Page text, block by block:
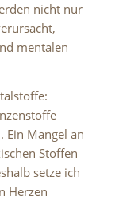
nicht nur
mentalen
Ein Mangel an
Stoffen
setze ich
Herzen